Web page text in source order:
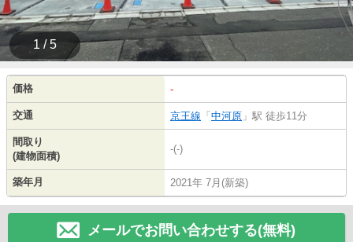
1 / 5
価格 -
交通 京王線 「 中河原 」駅 徒歩11分
間取り
(建物面積)
-(-)
築年月 2021年 7月(新築)
メールでお問い合わせする(無料)